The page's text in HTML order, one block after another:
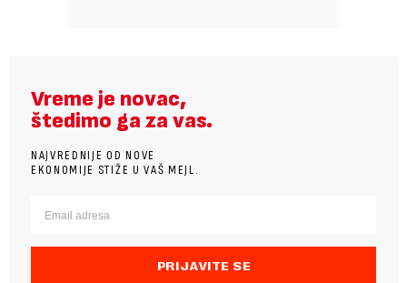
Vreme je novac,
štedimo ga za vas.
NAJVREDNIJE OD NOVE
EKONOMIJE STIŽE U VAŠ MEJL.
PRIJAVITE SE